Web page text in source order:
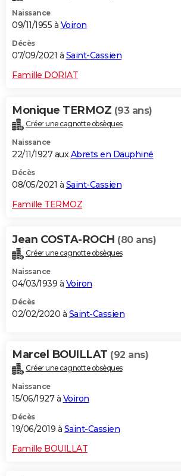
Naissance
09/11/1955 à Voiron
Décès
07/09/2021 à Saint-Cassien
Famille DORIAT
Monique TERMOZ (93 ans)
Créer une cagnotte obsèques
Naissance
22/11/1927 auxAbrets en Dauphiné
Décès
08/05/2021 à Saint-Cassien
Famille TERMOZ
Jean COSTA-ROCH (80 ans)
Créer une cagnotte obsèques
Naissance
04/03/1939 à Voiron
Décès
02/02/2020 à Saint-Cassien
Marcel BOUILLAT (92 ans)
Créer une cagnotte obsèques
Naissance
15/06/1927 à Voiron
Décès
19/06/2019 à Saint-Cassien
Famille BOUILLAT